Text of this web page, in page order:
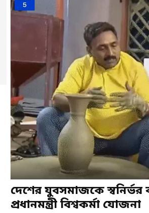
5
দেশের যুবসমাজকে
প্রধানমন্ত্রী বিশ্বকর্মা যোজনা